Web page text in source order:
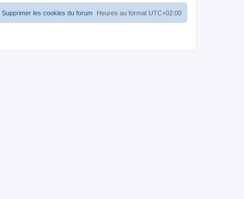
Heures au format UTC+02:00
Supprimer les cookies du forum